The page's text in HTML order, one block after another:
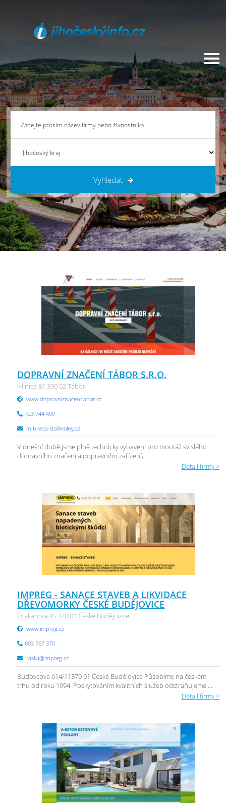
Vyhledat
DOPRAVNÍ ZNAČENÍ TÁBOR S.R.O.
Hlinice 81 390 02 Tábor
www.dopravniznacenitabor.cz
723 744 409
m.breda-dz@volny.cz
V dnešní době jsme plně technicky vybaveni pro montáž svislého
dopravního značení a dopravního zařízení, ...
Detail firmy >
IMPREG - SANACE STAVEB A LIKVIDACE
DŘEVOMORKY ČESKÉ BUDĚJOVICE
Otakarova 45 370 01 České Budějovice
www.impreg.cz
603 767 370
raska@impreg.cz
Budovcova 614/11370 01 České Budějovice Působíme na českém
trhu od roku 1994. Poskytováním kvalitních služeb odstraňujeme ...
Detail firmy >